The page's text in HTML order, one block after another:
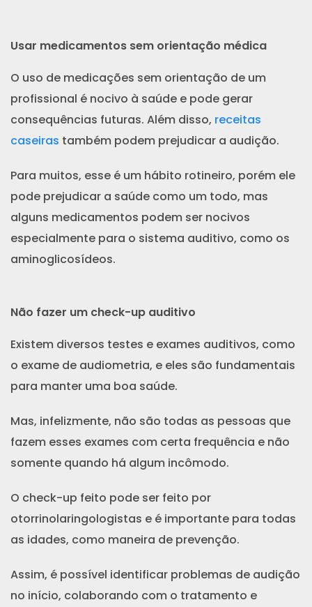
Usar medicamentos sem orientação médica
O uso de medicações sem orientação de um
profissional é nocivo à saúde e pode gerar
consequências futuras. Além disso, receitas
caseiras também podem prejudicar a audição.
Para muitos, esse é um hábito rotineiro, porém ele
pode prejudicar a saúde como um todo, mas
alguns medicamentos podem ser nocivos
especialmente para o sistema auditivo, como os
aminoglicosídeos.
Não fazer um check-up auditivo
Existem diversos testes e exames auditivos, como
o exame de audiometria, e eles são fundamentais
para manter uma boa saúde.
Mas, infelizmente, não são todas as pessoas que
fazem esses exames com certa frequência e não
somente quando há algum incômodo.
O check-up feito pode ser feito por
otorrinolaringologistas e é importante para todas
as idades, como maneira de prevenção.
Assim, é possível identificar problemas de audição
no início, colaborando com o tratamento e